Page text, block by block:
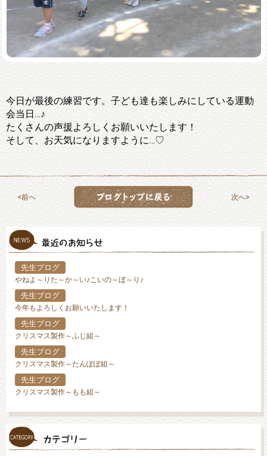
今日が最後の練習です。子ども達も楽しみにしている運動
会当日…♪
たくさんの声援よろしくお願いいたします！
そして、お天気になりますように…♡
前へ 次へ
先生ブログ
やねよ～りた～か～い♪こいの～ぼ～り♪
先生ブログ
今年もよろしくお願いいたします！
先生ブログ
クリスマス製作～ふじ組～
先生ブログ
クリスマス製作～たんぽぽ組～
先生ブログ
クリスマス製作～もも組～